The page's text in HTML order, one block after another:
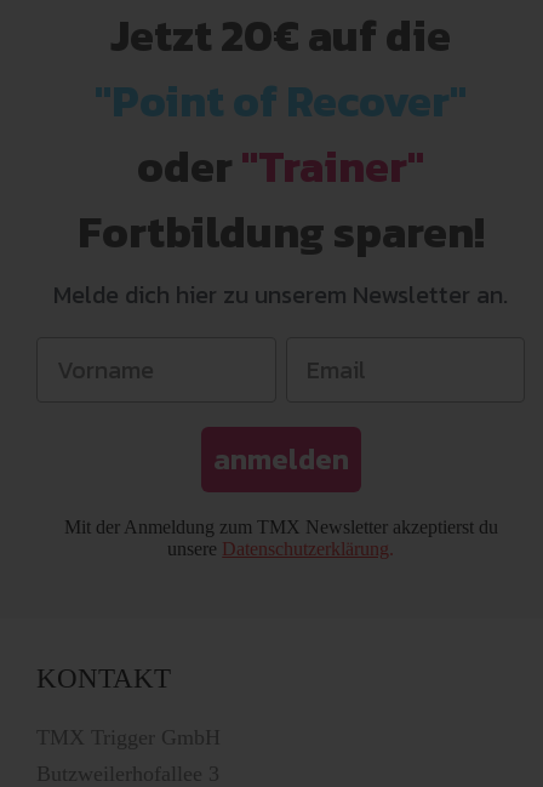
Jetzt 20€ aufdie
"Point of Recover"
oder"Trainer"
Fortbildung sparen!
Melde dich hier zu unserem Newsletter an.
anmelden
Mit der Anmeldung zum TMX Newsletter akzeptierst du
unsere Datenschutzerklärung.
KONTAKT
TMX Trigger GmbH
Butzweilerhofallee 3